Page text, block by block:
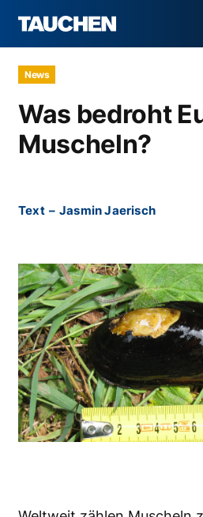
News
Was bedroht
Muscheln?
Text – Jasmin Jaerisch